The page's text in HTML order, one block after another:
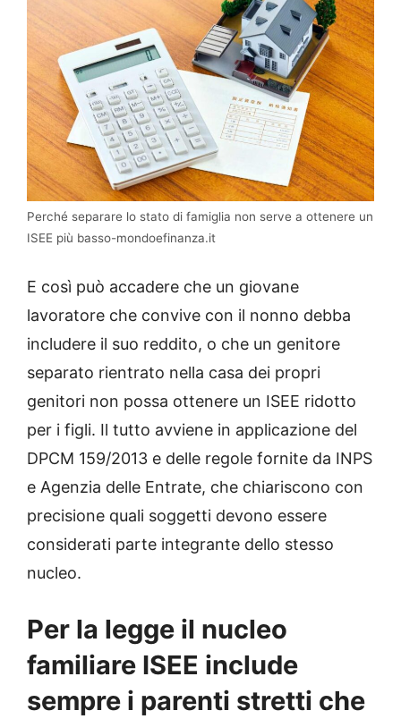
Perché separare lo stato di famiglia non serve a ottenere un
ISEE più basso-mondoefinanza.it
E così può accadere che un giovane
lavoratore che convive con il nonno debba
includere il suo reddito, o che un genitore
separato rientrato nella casa dei propri
genitori non possa ottenere un ISEE ridotto
per i figli. Il tutto avviene in applicazione del
DPCM 159/2013 e delle regole fornite da INPS
e Agenzia delle Entrate, che chiariscono con
precisione quali soggetti devono essere
considerati parte integrante dello stesso
nucleo.
Per la legge il nucleo
familiare ISEE include
sempre i parenti stretti che